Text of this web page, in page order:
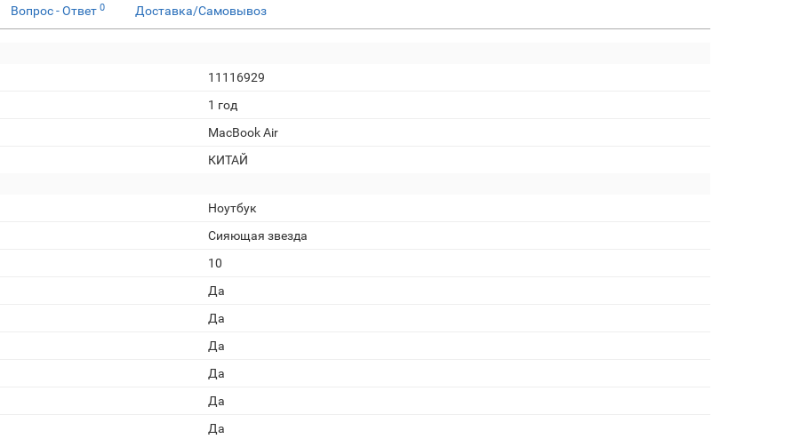
Вопрос - Ответ 0 Доставка/Самовывоз
11116929
1 год
MacBook Air
КИТАЙ
Ноутбук
Сияющая звезда
10
Да
Да
Да
Да
Да
Да